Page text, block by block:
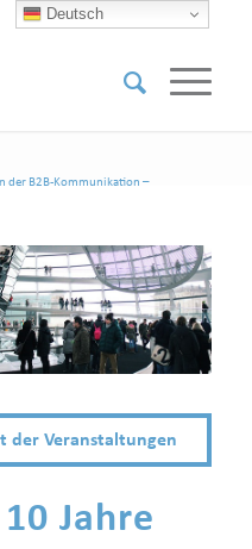
der B2B-Kommunikation –
der Veranstaltungen
Jahre
Deutsch